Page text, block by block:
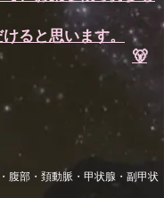
ると思います。
🐻
腹部・頚動脈・甲状腺・副甲状